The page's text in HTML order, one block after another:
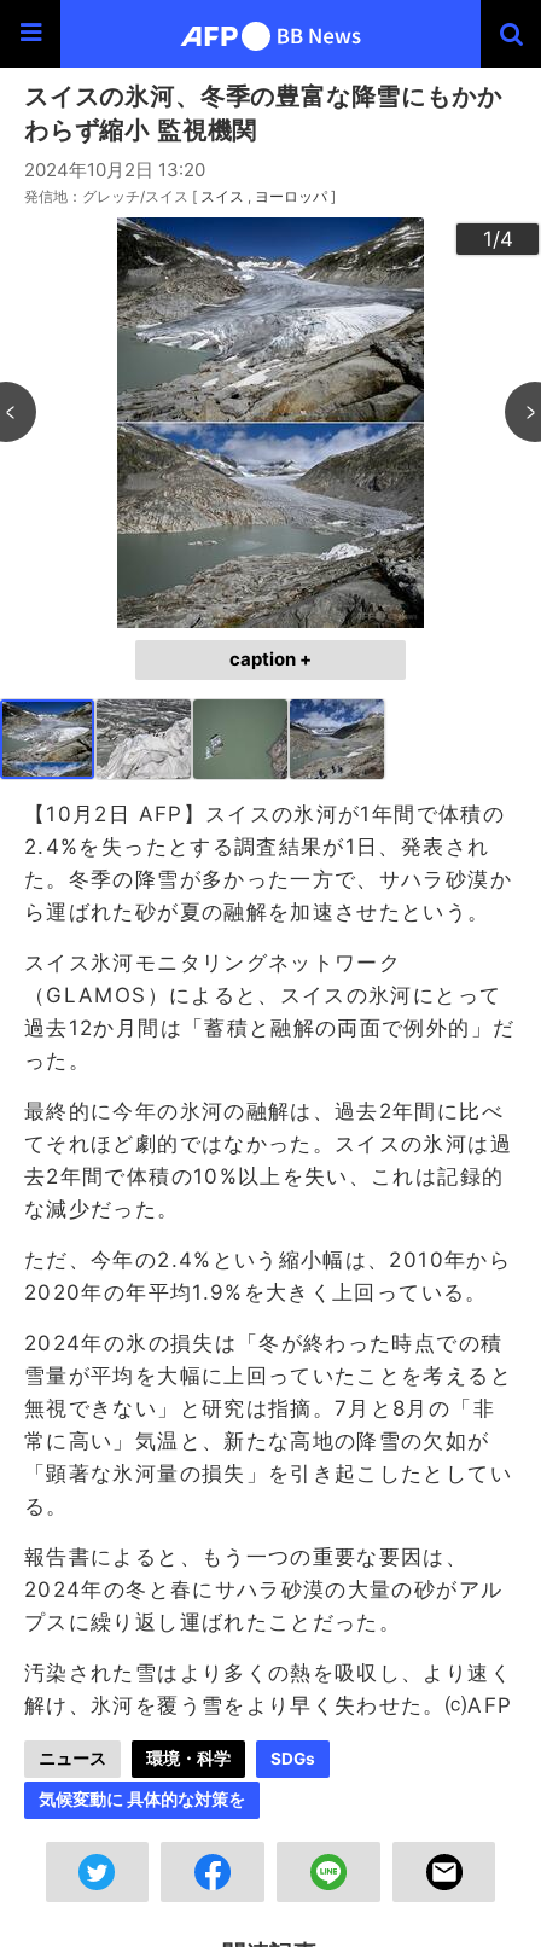
スイスの氷河、冬季の豊富な降雪にもかか
わらず縮小 監視機関
2024年10月2日 13:20
発信地：グレッチ/スイス [ スイス ヨーロッパ ]
1/4
2/4
3/4
4/4
caption +
【10月2日 AFP】スイスの氷河が1年間で体積の
2.4%を失ったとする調査結果が1日、発表され
た。冬季の降雪が多かった一方で、サハラ砂漠か
ら運ばれた砂が夏の融解を加速させたという。
スイス氷河モニタリングネットワーク
（GLAMOS）によると、スイスの氷河にとって
過去12か月間は「蓄積と融解の両面で例外的」だ
った。
最終的に今年の氷河の融解は、過去2年間に比べ
てそれほど劇的ではなかった。スイスの氷河は過
去2年間で体積の10%以上を失い、これは記録的
な減少だった。
ただ、今年の2.4%という縮小幅は、2010年から
2020年の年平均1.9%を大きく上回っている。
2024年の氷の損失は「冬が終わった時点での積
雪量が平均を大幅に上回っていたことを考えると
無視できない」と研究は指摘。7月と8月の「非
常に高い」気温と、新たな高地の降雪の欠如が
「顕著な氷河量の損失」を引き起こしたとしてい
る。
報告書によると、もう一つの重要な要因は、
2024年の冬と春にサハラ砂漠の大量の砂がアル
プスに繰り返し運ばれたことだった。
汚染された雪はより多くの熱を吸収し、より速く
解け、氷河を覆う雪をより早く失わせた。⒞AFP
ニュース 環境・科学 SDGs
気候変動に 具体的な対策を